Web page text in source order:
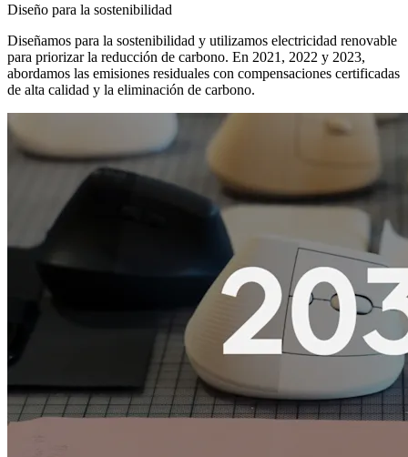
Diseño para la sostenibilidad
Diseñamos para la sostenibilidad y utilizamos electricidad renovable
para priorizar la reducción de carbono. En 2021, 2022 y 2023,
abordamos las emisiones residuales con compensaciones certificadas
de alta calidad y la eliminación de carbono.